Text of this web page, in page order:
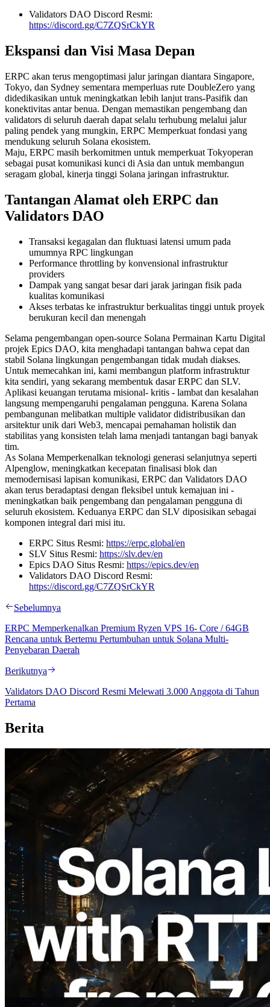
Validators DAO Discord Resmi:
https://discord.gg/C7ZQSrCkYR
Ekspansi dan Visi Masa Depan
ERPC akan terus mengoptimasi jalur jaringan diantara Singapore,
Tokyo, dan Sydney sementara memperluas rute DoubleZero yang
didedikasikan untuk meningkatkan lebih lanjut trans-Pasifik dan
konektivitas antar benua. Dengan memastikan pengembang dan
validators di seluruh daerah dapat selalu terhubung melalui jalur
paling pendek yang mungkin, ERPC Memperkuat fondasi yang
mendukung seluruh Solana ekosistem.
Maju, ERPC masih berkomitmen untuk memperkuat Tokyoperan
sebagai pusat komunikasi kunci di Asia dan untuk membangun
seragam global, kinerja tinggi Solana jaringan infrastruktur.
Tantangan Alamat oleh ERPC dan
Validators DAO
Transaksi kegagalan dan fluktuasi latensi umum pada
umumnya RPC lingkungan
Performance throttling by konvensional infrastruktur
providers
Dampak yang sangat besar dari jarak jaringan fisik pada
kualitas komunikasi
Akses terbatas ke infrastruktur berkualitas tinggi untuk proyek
berukuran kecil dan menengah
Selama pengembangan open-source Solana Permainan Kartu Digital
projek Epics DAO, kita menghadapi tantangan bahwa cepat dan
stabil Solana lingkungan pengembangan tidak mudah diakses.
Untuk memecahkan ini, kami membangun platform infrastruktur
kita sendiri, yang sekarang membentuk dasar ERPC dan SLV.
Aplikasi keuangan terutama misional- kritis - lambat dan kesalahan
langsung mempengaruhi pengalaman pengguna. Karena Solana
pembangunan melibatkan multiple validator didistribusikan dan
arsitektur unik dari Web3, mencapai pemahaman holistik dan
stabilitas yang konsisten telah lama menjadi tantangan bagi banyak
tim.
As Solana Memperkenalkan teknologi generasi selanjutnya seperti
Alpenglow, meningkatkan kecepatan finalisasi blok dan
memodernisasi lapisan komunikasi, ERPC dan Validators DAO
akan terus beradaptasi dengan fleksibel untuk kemajuan ini -
meningkatkan baik pengembang dan pengalaman pengguna di
seluruh ekosistem. Keduanya ERPC dan SLV diposisikan sebagai
komponen integral dari misi itu.
ERPC Situs Resmi: https://erpc.global/en
SLV Situs Resmi: https://slv.dev/en
Epics DAO Situs Resmi: https://epics.dev/en
Validators DAO Discord Resmi:
https://discord.gg/C7ZQSrCkYR
Sebelumnya
ERPC Memperkenalkan Premium Ryzen VPS 16- Core / 64GB
Rencana untuk Bertemu Pertumbuhan untuk Solana Multi-
Penyebaran Daerah
Berikutnya
Validators DAO Discord Resmi Melewati 3.000 Anggota di Tahun
Pertama
Berita
2026.08.05
ERPC Memperluas Solana Leader Slot
API dengan Pengukuran Ping dari 7
Region Global — Validators Information
API Juga Diluncurkan